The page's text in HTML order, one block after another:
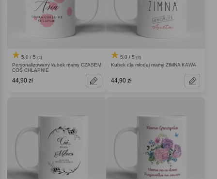
5.0 / 5 (1)
Personalizowany kubek mamy CZASEM
COŚ CHLAPNIE
44,90 zł
5.0 / 5 (4)
Kubek dla młodej mamy ZIMNA KAWA
44,90 zł